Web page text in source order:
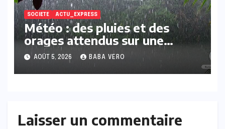
SOCIETE ACTU_EXPRESS
Météo : des pluies et des
orages attendus sur une
grande partie du Sénégal dans
les prochaines 72 heures
AOÛT 5, 2026 BABA VERO
Laisser un commentaire